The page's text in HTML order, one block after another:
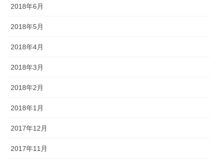
2018年6月
2018年5月
2018年4月
2018年3月
2018年2月
2018年1月
2017年12月
2017年11月